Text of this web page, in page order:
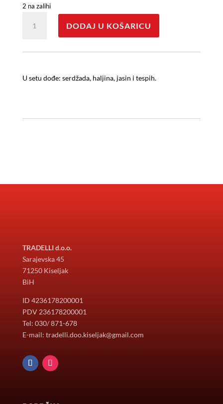
2 na zalihi
haljinom
količina
DODAJ U KOŠARICU
U setu dođe: serdžada, haljina, jasin i tespih.
TRADELLI d.o.o.
Sarajevska 45
71250 Kiseljak
BiH
ID 4236178200001
PDV 236178200001
Tel: 030/ 871-678
E-mail: tradelli.doo.kiseljak@gmail.com